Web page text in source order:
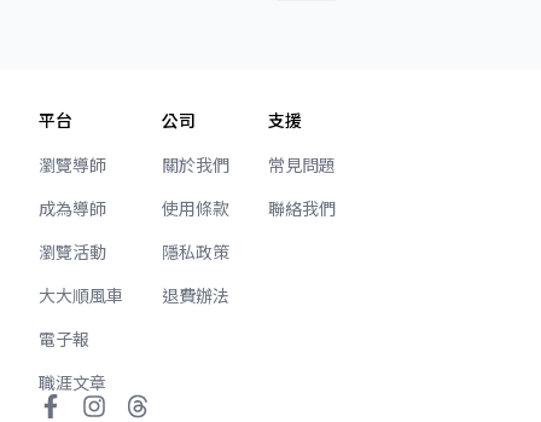
平台
瀏覽導師
成為導師
瀏覽活動
大大順風車
電子報
職涯文章
公司
關於我們
使用條款
隱私政策
退費辦法
支援
常見問題
聯絡我們